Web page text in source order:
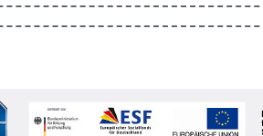
und erhalte eine Einladung zum
und Aufnahmeworkshop. Bei Fragen,
einfach eine Mail an: